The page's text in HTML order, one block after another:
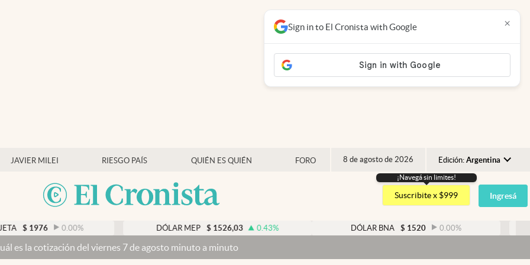
JAVIER MILEI RIESGO PAÍS QUIÉN ES QUIÉN FORO 8 de agosto de 2026 Edición: Argentina
Argentina
España
USA
¡Navegá sin limites!
Suscribite x $999 Ingresá
0.00% $ 1526,03 0.43% $ 1520 0.00 %
del viernes 7 de agosto minuto a minuto
Sign in to El Cronista with Google ×